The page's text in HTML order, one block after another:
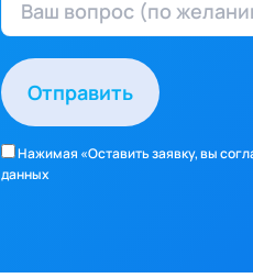
Ваш вопрос (по
Отправить
Нажимая «Оставить заявку, вы
данных